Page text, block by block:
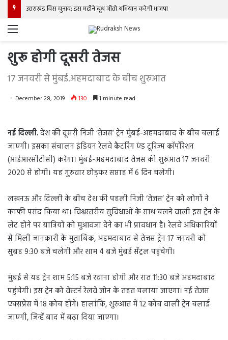
उत्तराखंड विस चुनाव: इस महीने बूथ जीतो अभियान करेगी भाजपा
Menu
शुरू होगी दूसरी तेजस
17 जनवरी से मुंबई.अहमदाबाद के बीच शुरुआत
December 28, 2019 130 1 minute read
नई दिल्ली.देश की दूसरी निजी ‘तेजस’ ट्रेन मुंबई-अहमदाबाद के बीच चलाई
जाएगी। इसका संचालन इंडियन रेलवे कैटरिंग एंड टूरिज्म कॉर्पोरेशन
(आईआरसीटीसी) करेगा। मुंबई-अहमदाबाद तेजस की शुरुआत 17 जनवरी
2020 से होगी। यह गुरुवार छोड़कर सप्ताह में 6 दिन चलेगी।
लखनऊ और दिल्ली के बीच देश की पहली निजी ‘तेजस’ ट्रेन को लोगों ने
काफी पसंद किया था। विश्वस्तरीय सुविधाओं के साथ चलने वाली इस ट्रेन के
लेट होने पर यात्रियों को मुआवजा देने का भी प्रावधान है। रेलवे अधिकारियों
से मिली जानकारी के मुताबिक, अहमदाबाद से तेजस ट्रेन 17 जनवरी को
सुबह 9:30 बजे चलेगी और शाम 4 बजे मुंबई सेंट्रल पहुंचेगी।
मुंबई से यह ट्रेन शाम 5:15 बजे रवाना होगी और रात 11:30 बजे अहमदाबाद
पहुंचेगी। इस ट्रेन को वेस्टर्न रेलवे जोन के तहत चलाया जाएगा। नई तेजस
एक्सप्रेस में 18 कोच होंगे। हालांकि, शुरुआत में 12 कोच वाली ट्रेन चलाई
जाएगी, जिन्हें बाद में बढ़ा दिया जाएगा।